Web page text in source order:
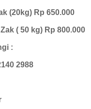
(20kg) Rp 650.000
( 50 kg) Rp 800.000
:
2988